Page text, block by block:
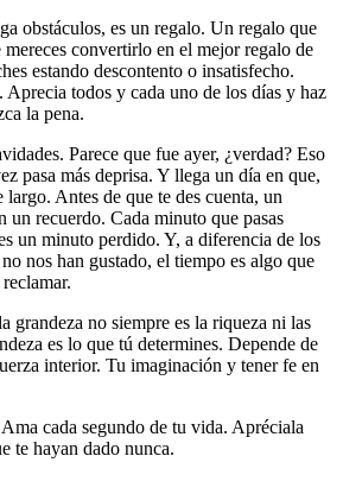
obstáculos, es un regalo. Un regalo que
convertirlo en el mejor regalo de
estando descontento o insatisfecho.
todos y cada uno de los días y haz
la pena.
Parece que fue ayer, ¿verdad? Eso
pasa más deprisa. Y llega un día en que,
Antes de que te des cuenta, un
un recuerdo. Cada minuto que pasas
un minuto perdido. Y, a diferencia de los
nos han gustado, el tiempo es algo que
grandeza no siempre es la riqueza ni las
es lo que tú determines. Depende de
interior. Tu imaginación y tener fe en
cada segundo de tu vida. Apréciala
te hayan dado nunca.